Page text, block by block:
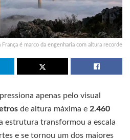
é marco da engenharia com altura recorde
apenas pelo visual
de altura máxima e 2.460
estrutura transformou a escala
e se tornou um dos maiores